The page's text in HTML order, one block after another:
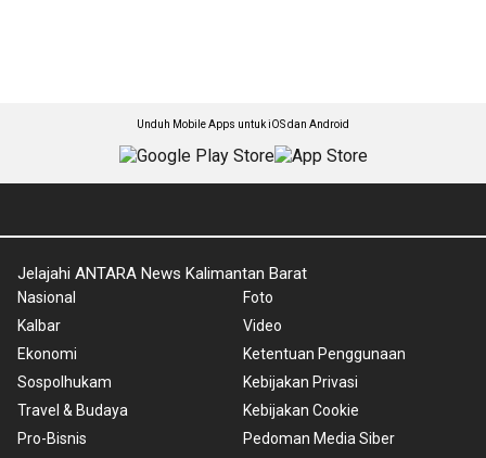
Unduh Mobile Apps untuk iOS dan Android
Jelajahi ANTARA News Kalimantan Barat
Nasional
Kalbar
Ekonomi
Sospolhukam
Travel & Budaya
Pro-Bisnis
Foto
Video
Ketentuan Penggunaan
Kebijakan Privasi
Kebijakan Cookie
Pedoman Media Siber